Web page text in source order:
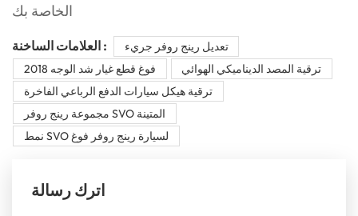
الخاصة بك
العلامات الساخنة :
تعديل رينج روفر جريء
2018 فوغ قطع غيار شد الوجه
ترقية المصد الديناميكي الهوائي
ترقية هيكل سيارات الدفع الرباعي الفاخرة
مجموعة رينج روفر SVO المتينة
نمط SVO لسيارة رينج روفر فوغ
اترك رسالة